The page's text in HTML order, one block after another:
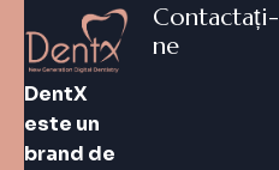
DentX
este un
brand de
Contactați-
ne